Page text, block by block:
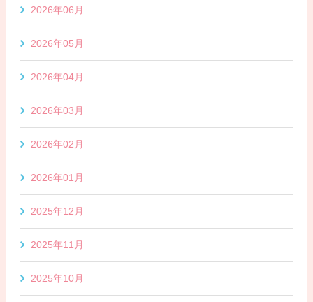
2026年06月
2026年05月
2026年04月
2026年03月
2026年02月
2026年01月
2025年12月
2025年11月
2025年10月